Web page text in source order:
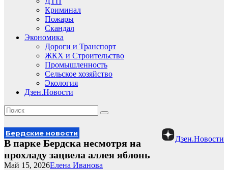
Криминал
Пожары
Скандал
Экономика
Дороги и Транспорт
ЖКХ и Строительство
Промышленность
Сельское хозяйство
Экология
Дзен.Новости
Дзен.Новости
Бердские новости
В парке Бердска несмотря на
прохладу зацвела аллея яблонь
Елена Иванова
Май 15, 2026